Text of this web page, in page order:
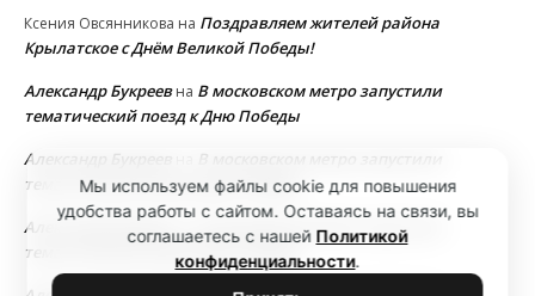
Ксения Овсянникова на Поздравляем жителей района
Крылатское с Днём Великой Победы!
Александр Букреевна В московском метро запустили
тематический поезд к Дню Победы
Александр Букреев
В московском метро запустили
тематический поезд к Дню Победы
Александр Букреев
В московском метро запустили
тематический поезд к Дню Победы
Мы используем файлы cookie для повышения
удобства работы с сайтом. Оставаясь на связи, вы
соглашаетесь с нашей Политикой
конфиденциальности.